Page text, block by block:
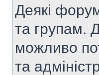
Деякі
та групам.
можливо
та